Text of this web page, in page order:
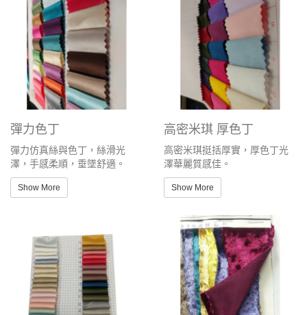
彈力色丁
彈力仿真絲與色丁，絲滑光
澤，手感柔順，垂墜舒適。
Show More
高密米琪 厚色丁
高密米琪挺括厚實，厚色丁光
澤華麗質感佳。
Show More